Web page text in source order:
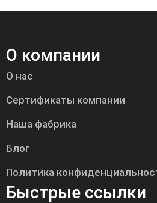
О компании
О нас
Сертификаты компании
Наша фабрика
Блог
Политика
Быстрые ссылки